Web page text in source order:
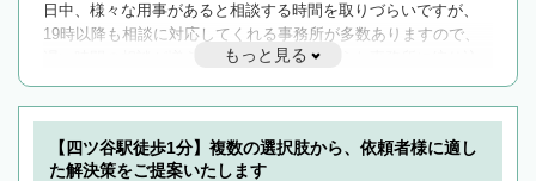
日中、様々な用事があると相談する時間を取りづらいですが、
19時以降も相談に対応してくれる事務所が多数ありますので、
遅い時間の相談が増えそうな場合はそのような事務所に絞り込
んで検索してみましょう。
19時以降TEL可の条件
を加えて再検索
もっと見る
【四ツ谷駅徒歩1分】複数の選択肢から、依頼者様に適し
た解決策をご提案いたします